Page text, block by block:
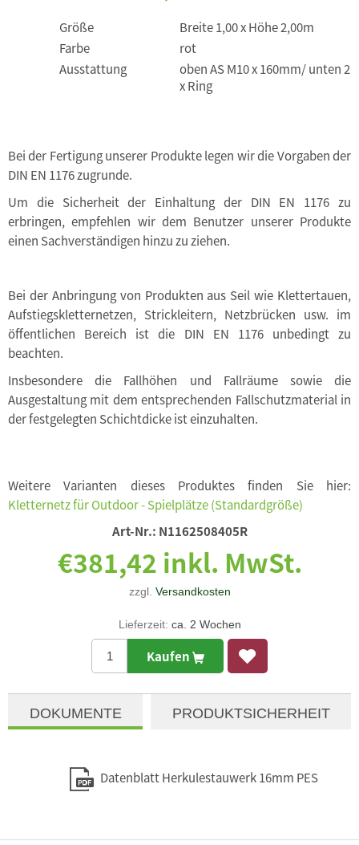
Größe
Breite 1,00 x Höhe 2,00m
Farbe
rot
Ausstattung
oben AS M10 x 160mm/ unten 2
x Ring
Bei der Fertigung unserer Produkte legen wir die Vorgaben der
DIN EN 1176 zugrunde.
Um die Sicherheit der Einhaltung der DIN EN 1176 zu
erbringen, empfehlen wir dem Benutzer unserer Produkte
einen Sachverständigen hinzu zu ziehen.
Bei der Anbringung von Produkten aus Seil wie Klettertauen,
Aufstiegskletternetzen, Strickleitern, Netzbrücken usw. im
öffentlichen Bereich ist die DIN EN 1176 unbedingt zu
beachten.
Insbesondere die Fallhöhen und Fallräume sowie die
Ausgestaltung mit dem entsprechenden Fallschutzmaterial in
der festgelegten Schichtdicke ist einzuhalten.
Weitere Varianten dieses Produktes finden Sie hier:
Kletternetz für Outdoor - Spielplätze (Standardgröße)
Art-Nr.: N1162508405R
€381,42 inkl. MwSt.
zzgl. Versandkosten
Lieferzeit: ca. 2 Wochen
Kaufen
DOKUMENTE PRODUKTSICHERHEIT
Datenblatt Herkulestauwerk 16mm PES